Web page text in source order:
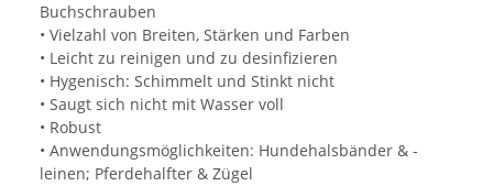
Buchschrauben
• Vielzahl von Breiten, Stärken und Farben
• Leicht zu reinigen und zu desinfizieren
• Hygenisch: Schimmelt und Stinkt nicht
• Saugt sich nicht mit Wasser voll
• Robust
• Anwendungsmöglichkeiten: Hundehalsbänder & -
leinen; Pferdehalfter & Zügel